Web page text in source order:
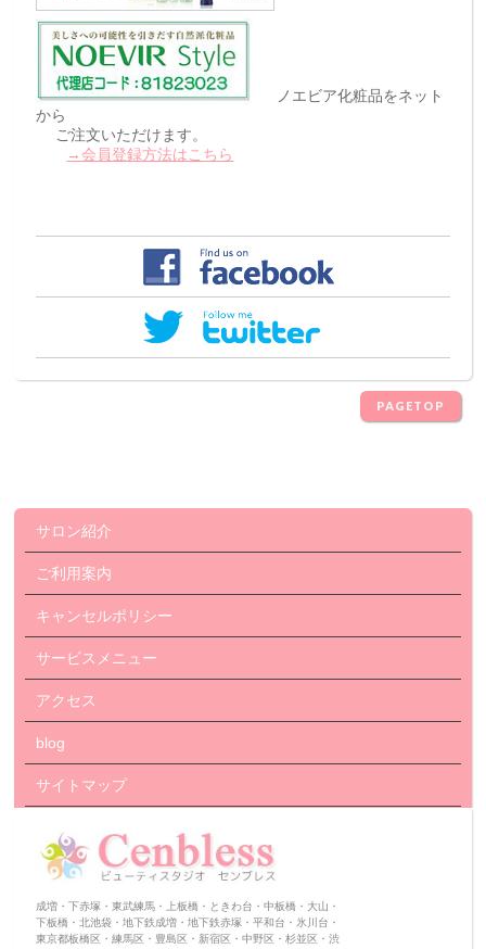
ノエビア化粧品をネット
から
ご注文いただけます。
→会員登録方法はこちら
PAGETOP
サロン紹介
ご利用案内
キャンセルポリシー
サービスメニュー
アクセス
blog
サイトマップ
成増・下赤塚・東武練馬・上板橋・ときわ台・中板橋・大山・
下板橋・北池袋・地下鉄成増・地下鉄赤塚・平和台・氷川台・
東京都板橋区・練馬区・豊島区・新宿区・中野区・杉並区・渋